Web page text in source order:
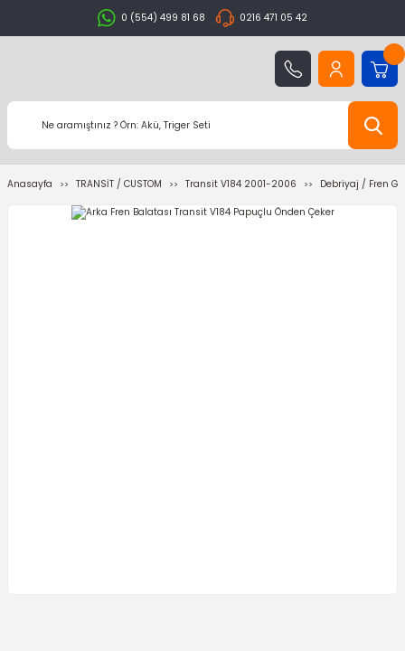
0 (554) 499 81 68 0216 471 05 42
Anasayfa TRANSİT / CUSTOM Transit V184 2001-2006 Debriyaj / Fren